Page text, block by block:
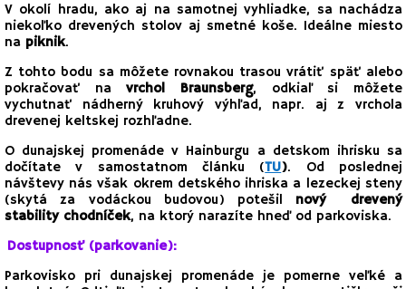
V okolí hradu, ako aj na samotnej vyhliadke, sa nachádza
niekoľko drevených stolov aj smetné koše. Ideálne miesto
na piknik.
Z tohto bodu sa môžete rovnakou trasou vrátiť späť alebo
pokračovať navrchol Braunsberg, odkiaľ si môžete
vychutnať nádherný kruhový výhľad, napr. aj z vrchola
drevenej keltskej rozhľadne.
O dunajskej promenáde v Hainburgu a detskom ihrisku sa
dočítate v samostatnom článku (TU). Od poslednej
návštevy nás však okrem detského ihriska a lezeckej steny
(skytá za vodáckou budovou) potešil nový drevený
stability chodníček, na ktorý narazíte hneď od parkoviska.
Dostupnosť (parkovanie):
Parkovisko pri dunajskej promenáde je pomerne veľké a